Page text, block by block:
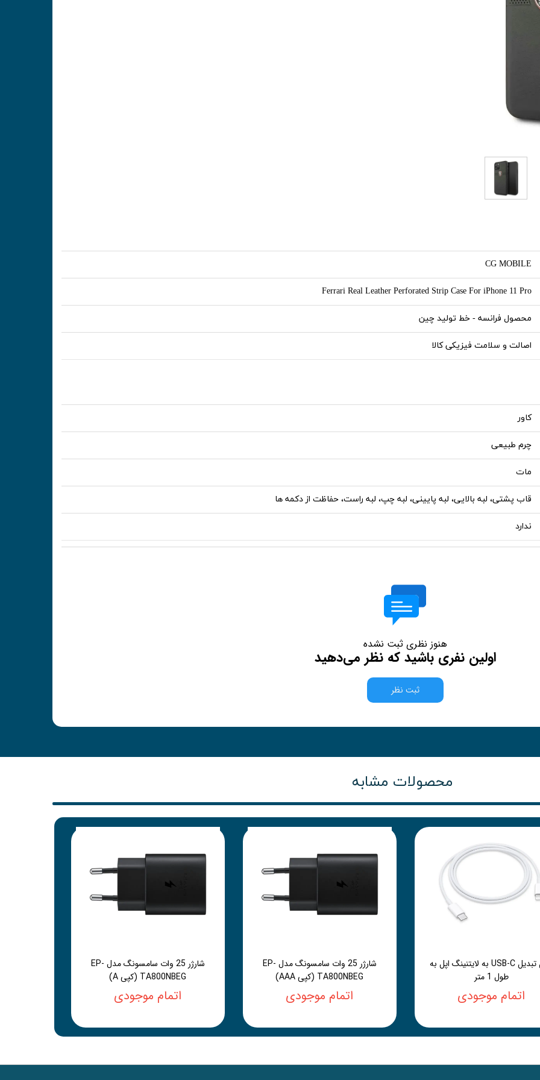
CG MOBILE
Ferrari Real Leather Perforated Strip Case For iPhone 11 Pro
محصول فرانسه - خط تولید چین
اصالت و سلامت فیزیکی کالا
کاور
چرم طبیعی
مات
قاب پشتی، لبه بالایی، لبه پایینی، لبه چپ، لبه راست، حفاظت از دکمه ها
ندارد
هنوز نظری ثبت نشده
اولین نفری باشید که نظر می‌دهید
ثبت نظر
محصولات مشابه
کابل تبدیل USB-C به لایتنینگ اپل به
طول 1 متر
اتمام موجودی
شارژر 25 وات سامسونگ مدل EP-
TA800NBEG (کپی AAA)
اتمام موجودی
شارژر 25 وات سامسونگ مدل EP-
TA800NBEG (کپی A)
اتمام موجودی